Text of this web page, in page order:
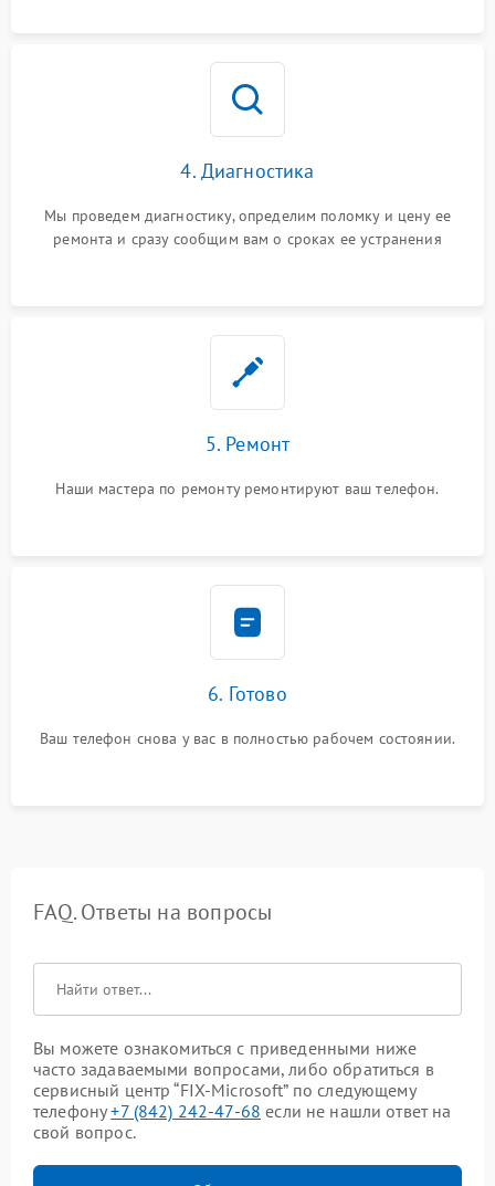
4. Диагностика
Мы проведем диагностику, определим поломку и цену ее
ремонта и сразу сообщим вам о сроках ее устранения
5. Ремонт
Наши мастера по ремонту ремонтируют ваш телефон.
6. Готово
Ваш телефон снова у вас в полностью рабочем состоянии.
FAQ. Ответы на вопросы
Вы можете ознакомиться с приведенными ниже
часто задаваемыми вопросами, либо обратиться в
сервисный центр “FIX-Microsoft” по следующему
телефону+7 (842) 242-47-68 если не нашли ответ на
свой вопрос.